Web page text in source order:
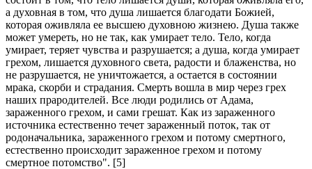
а духовная в том, что душа лишается благодати Божией,
которая оживляла ее высшею духовною жизнею. Душа также
может умереть, но не так, как умирает тело. Тело, когда
умирает, теряет чувства и разрушается; а душа, когда умирает
грехом, лишается духовного света, радости и блаженства, но
не разрушается, не уничтожается, а остается в состоянии
мрака, скорби и страдания. Смерть вошла в мир через грех
наших прародителей. Все люди родились от Адама,
зараженного грехом, и сами грешат. Как из зараженного
источника естественно течет зараженный поток, так от
родоначальника, зараженного грехом и потому смертного,
естественно происходит зараженное грехом и потому
смертное потомство". [5]